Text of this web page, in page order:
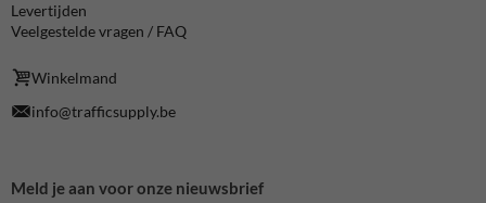
Levertijden
Veelgestelde vragen / FAQ
Winkelmand
info@trafficsupply.be
Meld je aan voor onze nieuwsbrief